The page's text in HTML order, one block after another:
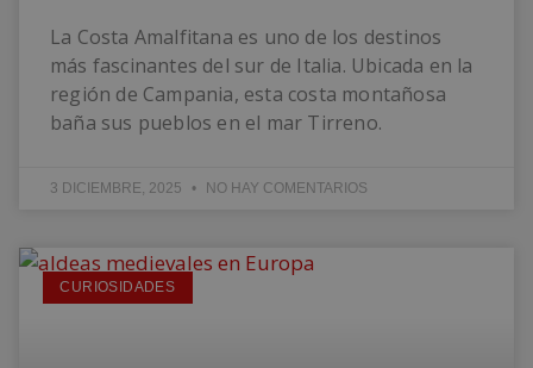
La Costa Amalfitana es uno de los destinos
más fascinantes del sur de Italia. Ubicada en la
región de Campania, esta costa montañosa
baña sus pueblos en el mar Tirreno.
3 DICIEMBRE, 2025 NO HAY COMENTARIOS
CURIOSIDADES